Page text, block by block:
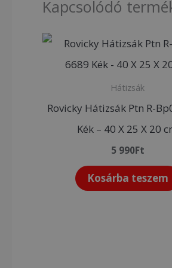
Kapcsolódó
Hátizsák
Rovicky Hátizsák Ptn R-
Kék – 40 X 25 X 20
5 990Ft
Kosárba teszem